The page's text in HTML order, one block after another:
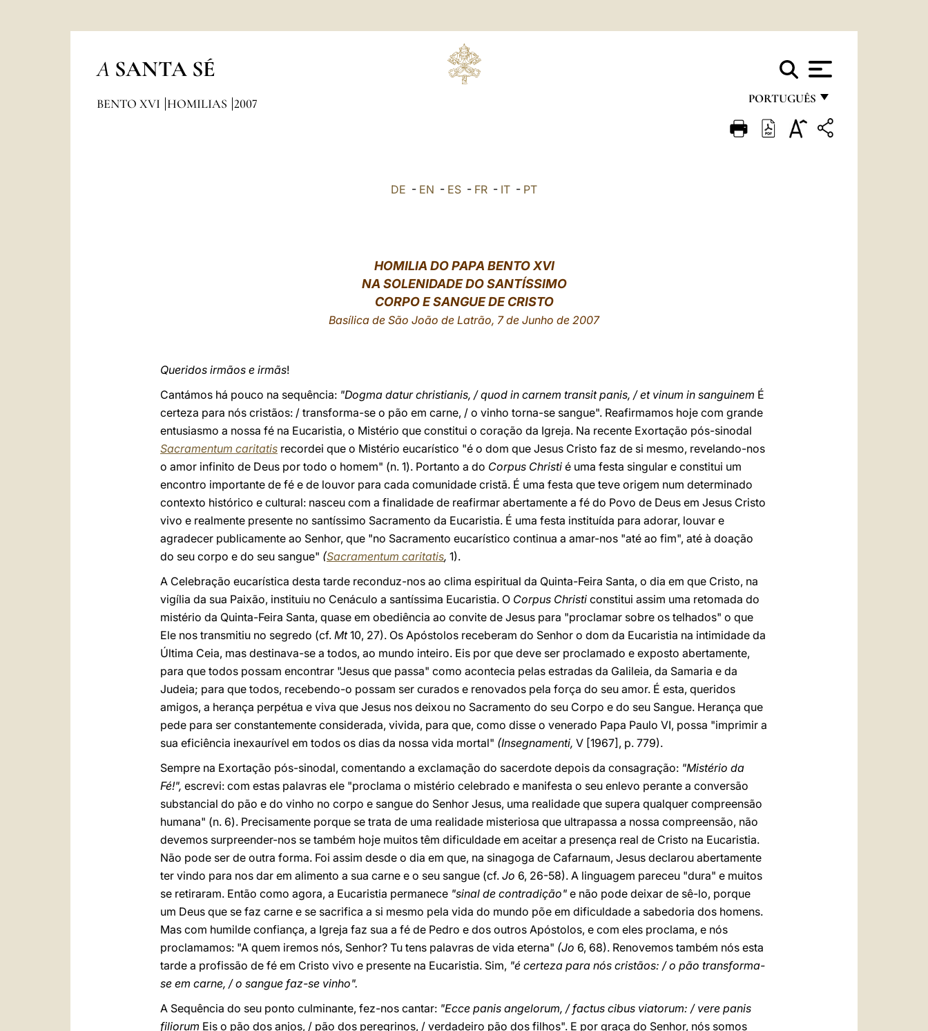
A SANTA SÉ
PORTUGUÊS
FRANÇAIS
BENTO XVI HOMILIAS 2007
DE - EN - ES - FR - IT - PT
HOMILIA DO PAPA BENTO XVI
NA SOLENIDADE DO SANTÍSSIMO
CORPO E SANGUE DE CRISTO
Basílica de São João de Latrão, 7 de Junho de 2007
Queridos irmãos e irmãs!
Cantámos há pouco na sequência: "Dogma datur christianis, / quod in carnem transit panis, / et vinum in sanguinem É
certeza para nós cristãos: / transforma-se o pão em carne, / o vinho torna-se sangue". Reafirmamos hoje com grande
entusiasmo a nossa fé na Eucaristia, o Mistério que constitui o coração da Igreja. Na recente Exortação pós-sinodal
Sacramentum caritatis recordei que o Mistério eucarístico "é o dom que Jesus Cristo faz de si mesmo, revelando-nos
o amor infinito de Deus por todo o homem" (n. 1). Portanto a do Corpus Christi é uma festa singular e constitui um
encontro importante de fé e de louvor para cada comunidade cristã. É uma festa que teve origem num determinado
contexto histórico e cultural: nasceu com a finalidade de reafirmar abertamente a fé do Povo de Deus em Jesus Cristo
vivo e realmente presente no santíssimo Sacramento da Eucaristia. É uma festa instituída para adorar, louvar e
agradecer publicamente ao Senhor, que "no Sacramento eucarístico continua a amar-nos "até ao fim", até à doação
do seu corpo e do seu sangue" (Sacramentum caritatis, 1).
A Celebração eucarística desta tarde reconduz-nos ao clima espiritual da Quinta-Feira Santa, o dia em que Cristo, na
vigília da sua Paixão, instituiu no Cenáculo a santíssima Eucaristia. O Corpus Christi constitui assim uma retomada do
mistério da Quinta-Feira Santa, quase em obediência ao convite de Jesus para "proclamar sobre os telhados" o que
Ele nos transmitiu no segredo (cf. Mt10, 27). Os Apóstolos receberam do Senhor o dom da Eucaristia na intimidade da
Última Ceia, mas destinava-se a todos, ao mundo inteiro. Eis por que deve ser proclamado e exposto abertamente,
para que todos possam encontrar "Jesus que passa" como acontecia pelas estradas da Galileia, da Samaria e da
Judeia; para que todos, recebendo-o possam ser curados e renovados pela força do seu amor. É esta, queridos
amigos, a herança perpétua e viva que Jesus nos deixou no Sacramento do seu Corpo e do seu Sangue. Herança que
pede para ser constantemente considerada, vivida, para que, como disse o venerado Papa Paulo VI, possa "imprimir a
sua eficiência inexaurível em todos os dias da nossa vida mortal" (Insegnamenti, V [1967], p. 779).
Sempre na Exortação pós-sinodal, comentando a exclamação do sacerdote depois da consagração: "Mistério da
Fé!", escrevi: com estas palavras ele "proclama o mistério celebrado e manifesta o seu enlevo perante a conversão
substancial do pão e do vinho no corpo e sangue do Senhor Jesus, uma realidade que supera qualquer compreensão
humana" (n. 6). Precisamente porque se trata de uma realidade misteriosa que ultrapassa a nossa compreensão, não
devemos surpreender-nos se também hoje muitos têm dificuldade em aceitar a presença real de Cristo na Eucaristia.
Não pode ser de outra forma. Foi assim desde o dia em que, na sinagoga de Cafarnaum, Jesus declarou abertamente
ter vindo para nos dar em alimento a sua carne e o seu sangue (cf. Jo 6, 26-58). A linguagem pareceu "dura" e muitos
se retiraram. Então como agora, a Eucaristia permanece "sinal de contradição" e não pode deixar de sê-lo, porque
um Deus que se faz carne e se sacrifica a si mesmo pela vida do mundo põe em dificuldade a sabedoria dos homens.
Mas com humilde confiança, a Igreja faz sua a fé de Pedro e dos outros Apóstolos, e com eles proclama, e nós
proclamamos: "A quem iremos nós, Senhor? Tu tens palavras de vida eterna" (Jo 6, 68). Renovemos também nós esta
tarde a profissão de fé em Cristo vivo e presente na Eucaristia. Sim, "é certeza para nós cristãos: / o pão transforma-
se em carne, / o sangue faz-se vinho".
A Sequência do seu ponto culminante, fez-nos cantar: "Ecce panis angelorum, / factus cibus viatorum: / vere panis
filiorum Eis o pão dos anjos, / pão dos peregrinos, / verdadeiro pão dos filhos". E por graça do Senhor, nós somos